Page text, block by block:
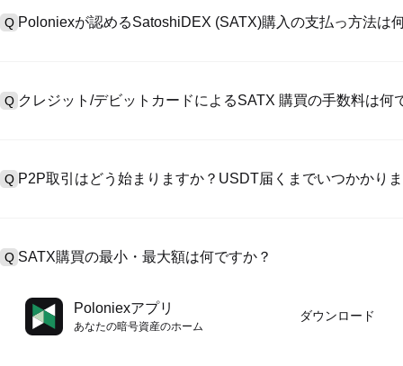
>「安全性」へ有効ID証明をアップし、自撮りしてKYC検証を完成
Q Poloniexが認めるSatoshiDEX (SATX)購入の支払っ方法は
入金）（プロセス1～3営業日かかる）;4）$100,000超えた大額売
Q クレジット/デビットカードによるSATX 購買の手数料は何
取引手数料（0.05%まで低く）が必要です。
Q P2P取引はどう始まりますか？USDT届くまでいつかかり
第に、決済は通常15分～2時間かかります。
Q SATX購買の最小・最大額は何ですか？
最小・最大制限額は支払方法とあなたの検証レベル次第です。ク
最大額は提供側次第です。大部のP2P売手はわずかの$10の最小
す。操作の前に、各ページにおける制限額説明をチェックしてくだ
Poloniexアプリ
あなたの暗号資産のホーム
ダウンロード